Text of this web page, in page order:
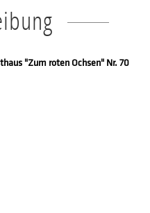
"Zum roten Ochsen" Nr. 70